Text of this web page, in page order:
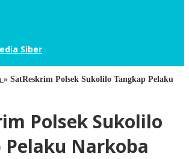
Siber
» SatReskrim Polsek Sukolilo Tangkap Pelaku
Polsek Sukolilo
Pelaku Narkoba